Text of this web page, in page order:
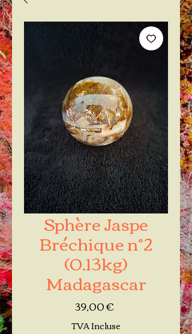
Sphère Jaspe
Bréchique n°2
(0.13kg)
Madagascar
39,00 €Prix
TVA Incluse